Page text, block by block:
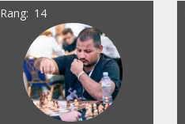
Rang 14